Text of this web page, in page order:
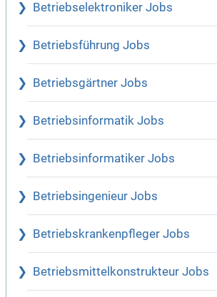
Betriebselektroniker Jobs
Betriebsführung Jobs
Betriebsgärtner Jobs
Betriebsinformatik Jobs
Betriebsinformatiker Jobs
Betriebsingenieur Jobs
Betriebskrankenpfleger Jobs
Betriebsmittelkonstrukteur Jobs